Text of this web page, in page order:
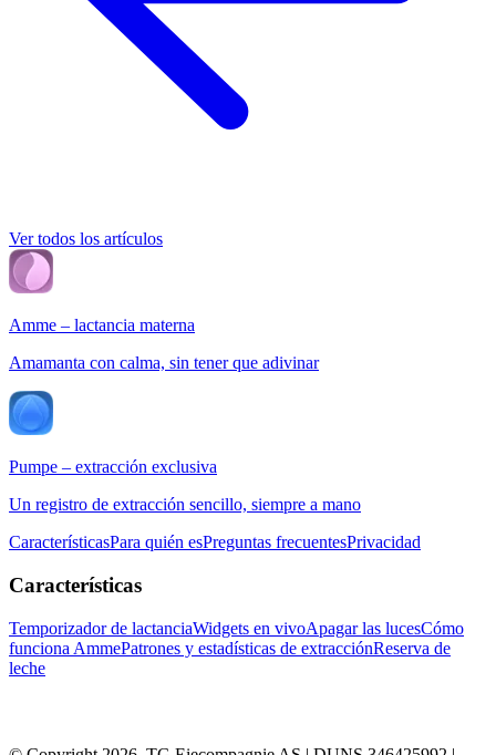
Ver todos los artículos
Amme – lactancia materna
Amamanta con calma, sin tener que adivinar
Pumpe – extracción exclusiva
Un registro de extracción sencillo, siempre a mano
CaracterísticasPara quién esPreguntas frecuentesPrivacidad
Características
Temporizador de lactanciaWidgets en vivoApagar las lucesCómo
funciona AmmePatrones y estadísticas de extracciónReserva de
leche